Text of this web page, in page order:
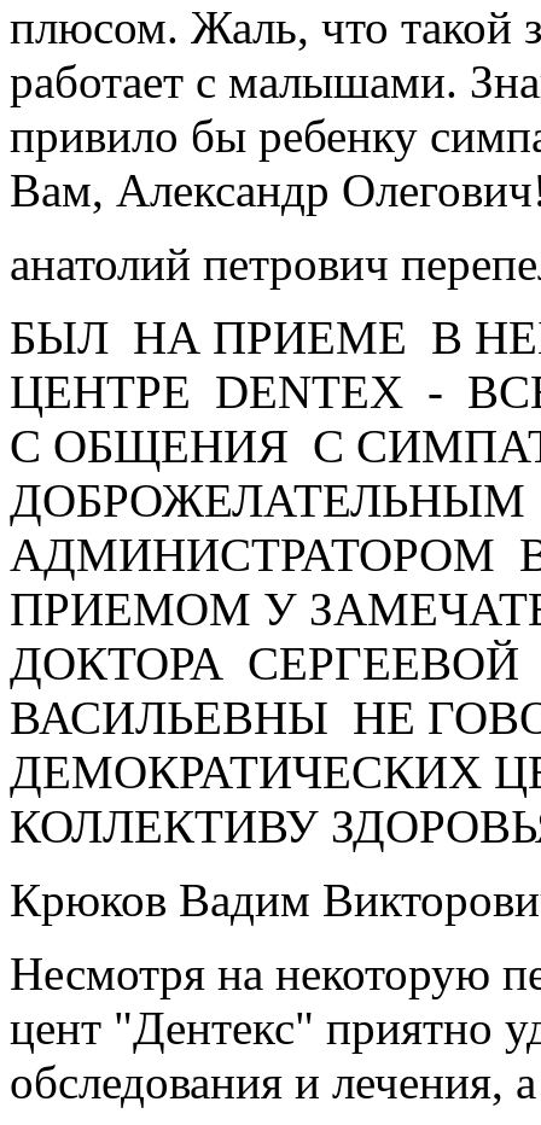
плюсом. Жаль, что такой
работает с малышами.
привило бы ребенку
Вам, Александр
анатолий петрович
БЫЛ НА ПРИЕМЕ В
ЦЕНТРЕ DENTEX -
С ОБЩЕНИЯ С
ДОБРОЖЕЛАТЕЛЬНЫМ
АДМИНИСТРАТОРОМ
ПРИЕМОМ У
ДОКТОРА
ВАСИЛЬЕВНЫ НЕ
ДЕМОКРАТИЧЕСКИХ
КОЛЛЕКТИВУ
Крюков Вадим
Несмотря на некоторую
цент "Дентекс" приятно
обследования и лечения,